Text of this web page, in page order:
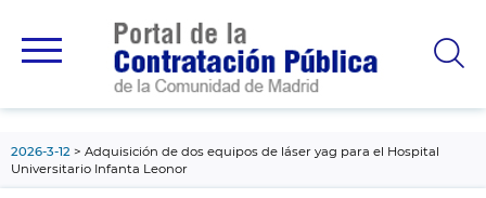
principal
2026-3-12
Adquisición de dos equipos de láser yag para el Hospital
Universitario Infanta Leonor